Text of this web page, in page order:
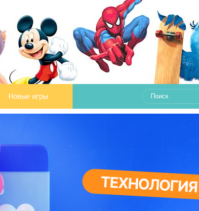
Новые игры